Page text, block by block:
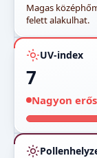
Magas
felett alakulhat.
UV-index
7
Nagyon erős